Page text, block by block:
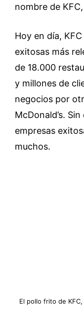
nombre de
Hoy en día,
exitosas más
de 18.000
y millones de
negocios por
McDonald’s.
empresas
muchos.
El pollo frito de